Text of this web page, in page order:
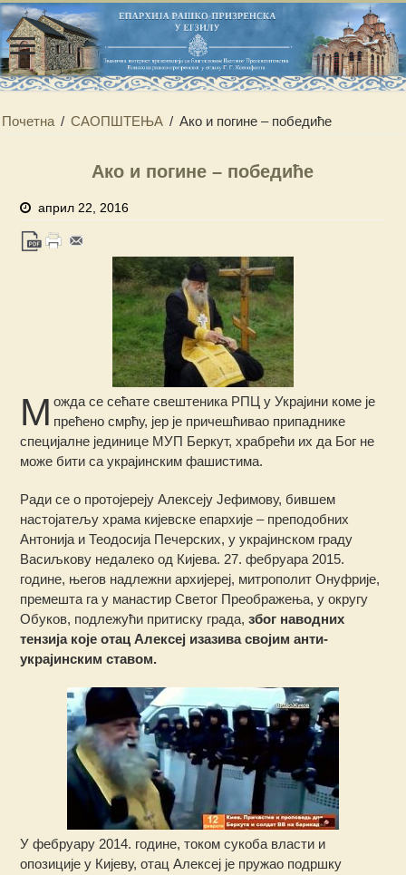
Почетна / САОПШТЕЊА / Ако и погине – победиће
Ако и погине – победиће
април 22, 2016
М ожда се сећате свештеника РПЦ у Украјини коме је
прећено смрћу, јер је причешћивао припаднике
специјалне јединице МУП Беркут, храбрећи их да Бог не
може бити са украјинским фашистима.
Ради се о протојереју Алексеју Јефимову, бившем
настојатељу храма кијевске епархије – преподобних
Антонија и Теодосија Печерских, у украјинском граду
Васиљкову недалеко од Кијева. 27. фебруара 2015.
године, његов надлежни архијереј, митрополит Онуфрије,
премешта га у манастир Светог Преображења, у округу
Обуков, подлежући притиску града,због наводних
тензија које отац Алексеј изазива својим анти-
украјинским ставом.
У фебруару 2014. године, током сукоба власти и
опозиције у Кијеву, отац Алексеј је пружао подршку